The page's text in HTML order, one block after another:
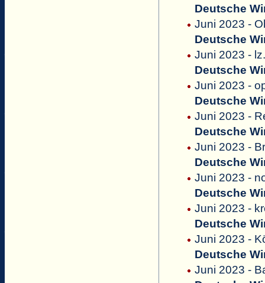
Deutsche
Juni 2023 -
Deutsche
Juni 2023 -
Deutsche
Juni 2023 -
Deutsche
Juni 2023 -
Deutsche
Juni 2023 -
Deutsche
Juni 2023 -
Deutsche
Juni 2023 -
Deutsche
Juni 2023 -
Deutsche
Juni 2023 -